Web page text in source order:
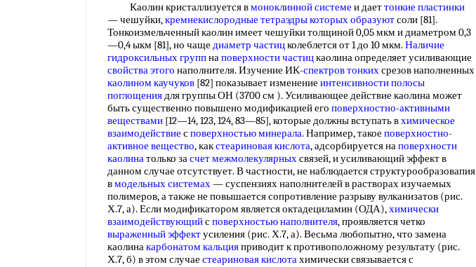
Каолин кристаллизуется вмоноклинной системе и даеттонкие пластинки
— чешуйки,кремнекислородные тетраэдрыкоторых образуютсоли [81].
Тонкоизмельченный каолин имеет чешуйки толщиной 0,05 мкм и диаметром 0,3
—0,4 ыкм [81], но чаще диаметр частицколеблется от 1 до 10 мкм.Наличие
гидроксильных группнаповерхности частицкаолина определяет усиливающие
свойства этого наполнителя. Изучение ИК-спектров тонкихсрезов наполненных
каолином каучуков [82] показывает изменение интенсивности полосы
поглощениядля группы ОН (3700 см ). Усиливающее действие каолина может
быть существенно повышено модификацией его поверхностно-активными
веществами [12—14, 123, 124, 83—85], которые должны вступать вхимическое
взаимодействие споверхностью минерала. Например, такое поверхностно-
активное вещество, какстеариновая кислота, адсорбируется наповерхности
каолинатолько засчет межмолекулярныхсвязей, и усиливающий эффект в
данном случае отсутствует. В частности, не наблюдается структурообразовапия
вмодельных системах— суспензиях наполнителей в растворах изучаемых
полимеров, а также не повышается сопротивление разрыву вулканизатов (рис.
Х.7, а). Если модификатором является октадециламин (ОДА),химически
взаимодействующийсповерхностью наполнителя, проявляется четко
выраженный эффектусиления (рис. Х.7, а). Весьма любопытно, что замена
каолинакарбонатом кальцияприводит к противоположному результату (рис.
Х.7, б) в этом случае стеариновая кислотахимически связывается с